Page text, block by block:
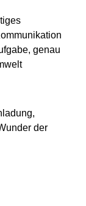
genau
der